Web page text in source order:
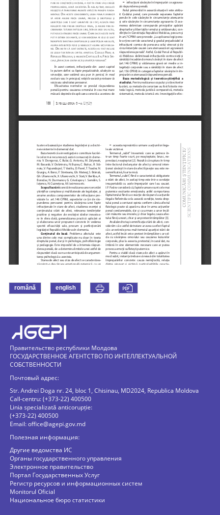
română english
Правительство республики Молдова
ГОСУДАРСТВЕННОЕ АГЕНТСТВО ПО ИНТЕЛЛЕКТУАЛЬНОЙ
СОБСТВЕННОСТИ
Почтовый адрес:
Str. Andrei Doga nr. 24, bloc 1, Chisinau, MD2024, Republica Moldova
Call-centru: (+373-22) 400500
Linia specializată anticorupție:
(+373-22) 400500
Email:office@agepi.gov.md
Полезная информация:
Другие ведомства ИС
Органы государственного управления
Электронное правительство
Портал Государственных Услуг
Регистр ресурсов и информационных систем
Monitorul Oficial
Национальное бюро статистики